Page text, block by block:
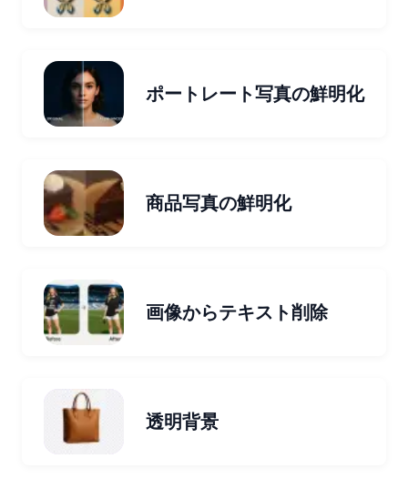
ポートレート写真の鮮明化
商品写真の鮮明化
画像からテキスト削除
透明背景